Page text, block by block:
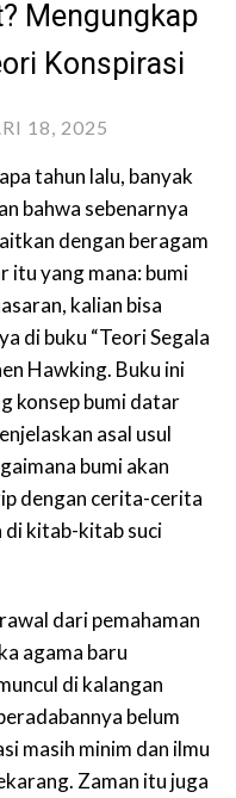
Mengungkap
Konspirasi
18, 2025
tahun lalu, banyak
bahwa sebenarnya
dengan beragam
itu yang mana: bumi
kalian bisa
di buku “Teori Segala
Hawking. Buku ini
konsep bumi datar
asal usul
bumi akan
dengan cerita-cerita
di kitab-kitab suci
dari pemahaman
agama baru
di kalangan
belum
masih minim dan ilmu
Zaman itu juga